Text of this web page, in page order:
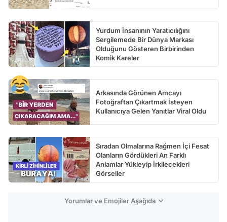
Yurdum İnsanının Yaratıcılığını
Sergilemede Bir Dünya Markası
Olduğunu Gösteren Birbirinden
Komik Kareler
Arkasında Görünen Amcayı
Fotoğraftan Çıkartmak İsteyen
Kullanıcıya Gelen Yanıtlar Viral Oldu
Sıradan Olmalarına Rağmen İçi Fesat
Olanların Gördükleri An Farklı
Anlamlar Yükleyip İrkilecekleri
Görseller
Yorumlar ve Emojiler Aşağıda